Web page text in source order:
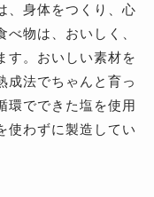
、身体をつくり、心
物は、おいしく、
す。おいしい素材を
成法でちゃんと育っ
環でできた塩を使用
使わずに製造してい